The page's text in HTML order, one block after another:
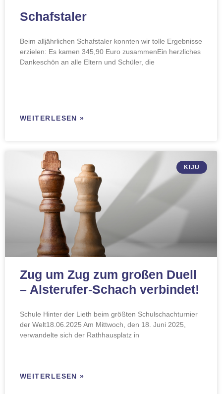
Schafstaler
Beim alljährlichen Schafstaler konnten wir tolle Ergebnisse
erzielen: Es kamen 345,90 Euro zusammenEin herzliches
Dankeschön an alle Eltern und Schüler, die
WEITERLESEN »
KIJU
Zug um Zug zum großen Duell
– Alsterufer-Schach verbindet!
Schule Hinter der Lieth beim größten Schulschachturnier
der Welt18.06.2025 Am Mittwoch, den 18. Juni 2025,
verwandelte sich der Rathhausplatz in
WEITERLESEN »